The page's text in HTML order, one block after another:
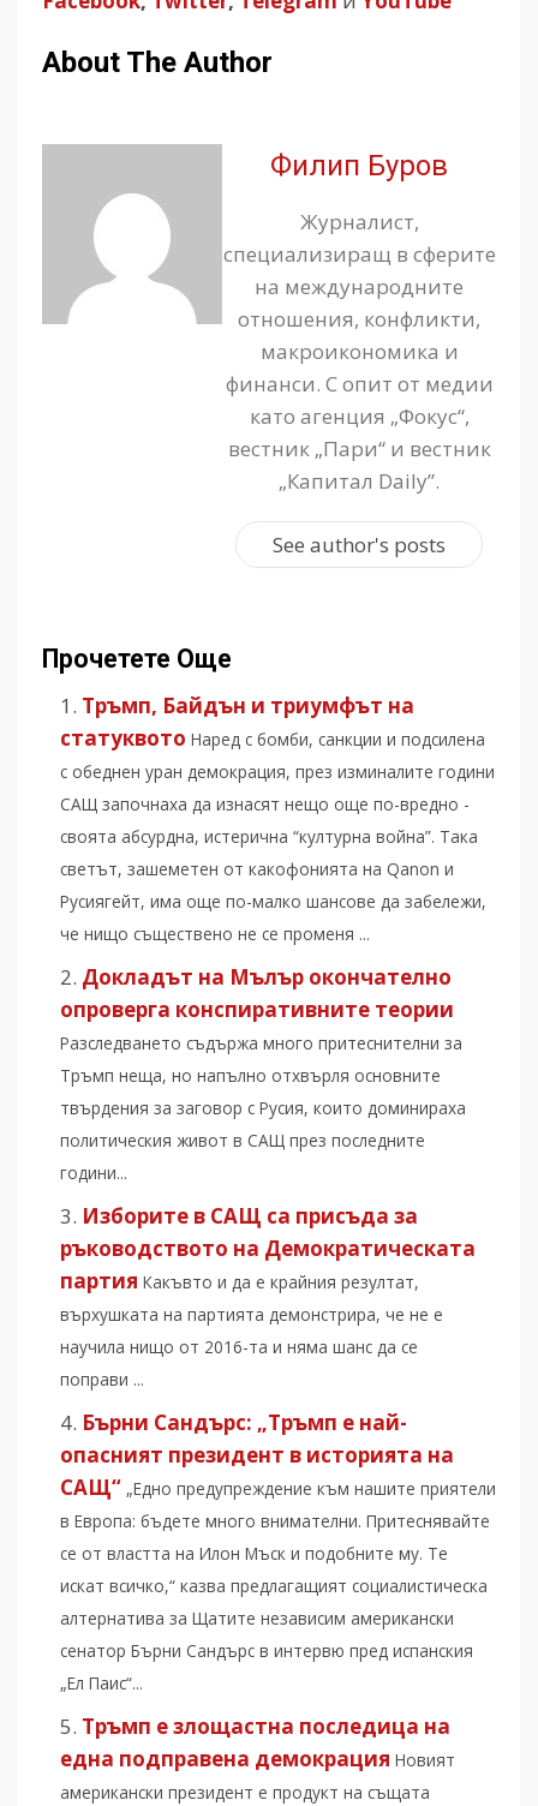
About The Author
Филип Буров
Журналист,
специализиращ в сферите
на международните
отношения, конфликти,
макроикономика и
финанси. С опит от медии
като агенция „Фокус“,
вестник „Пари“ и вестник
„Капитал Daily”.
See author's posts
Прочетете Още
Тръмп, Байдън и триумфът на
статуквото Наред с бомби, санкции и подсилена
с обеднен уран демокрация, през изминалите години
САЩ започнаха да изнасят нещо още по-вредно -
своята абсурдна, истерична “културна война”. Така
светът, зашеметен от какофонията на Qanon и
Русиягейт, има още по-малко шансове да забележи,
че нищо съществено не се променя ...
Докладът на Мълър окончателно
опроверга конспиративните теории
Разследването съдържа много притеснителни за
Тръмп неща, но напълно отхвърля основните
твърдения за заговор с Русия, които доминираха
политическия живот в САЩ през последните
години...
Изборите в САЩ са присъда за
ръководството на Демократическата
партия Какъвто и да е крайния резултат,
върхушката на партията демонстрира, че не е
научила нищо от 2016-та и няма шанс да се
поправи ...
Бърни Сандърс: „Тръмп е най-
опасният президент в историята на
САЩ“ „Едно предупреждение към нашите приятели
в Европа: бъдете много внимателни. Притеснявайте
се от властта на Илон Мъск и подобните му. Те
искат всичко,“ казва предлагащият социалистическа
алтернатива за Щатите независим американски
сенатор Бърни Сандърс в интервю пред испанския
„Ел Паис“...
Тръмп е злощастна последица на
една подправена демокрация Новият
американски президент е продукт на същата